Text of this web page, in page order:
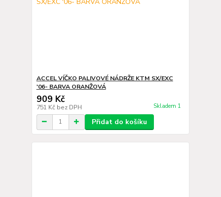
ACCEL VÍČKO PALIVOVÉ NÁDRŽE KTM SX/EXC
'06- BARVA ORANŽOVÁ
909 Kč
751 Kč bez DPH Skladem 1
Přidat do košíku